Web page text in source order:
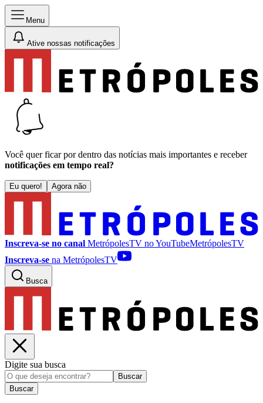
Menu
Ative nossas notificações
Você quer ficar por dentro das notícias mais importantes e receber
notificações em tempo real?
Eu quero! Agora não
Inscreva-se no canal MetrópolesTV noYouTubeMetrópolesTV
Inscreva-se na MetrópolesTV
Busca
Digite sua busca
Buscar
Buscar